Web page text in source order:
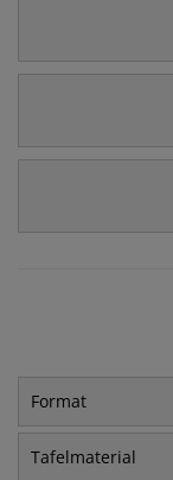
Format
Tafelmaterial